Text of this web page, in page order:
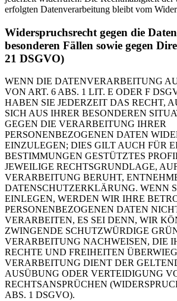
erfolgten Datenverarbeitung bleibt vom
Widerspruchsrecht gegen die
besonderen Fällen sowie gegen
21 DSGVO)
WENN DIE DATENVERARBEITUNG
VON ART. 6 ABS. 1 LIT. E ODER F
HABEN SIE JEDERZEIT DAS RECHT,
SICH AUS IHRER BESONDEREN
GEGEN DIE VERARBEITUNG IHRER
PERSONENBEZOGENEN DATEN
EINZULEGEN; DIES GILT AUCH FÜR
BESTIMMUNGEN GESTÜTZTES
JEWEILIGE RECHTSGRUNDLAGE,
VERARBEITUNG BERUHT,
DATENSCHUTZERKLÄRUNG. WENN
EINLEGEN, WERDEN WIR IHRE
PERSONENBEZOGENEN DATEN
VERARBEITEN, ES SEI DENN, WIR
ZWINGENDE SCHUTZWÜRDIGE
VERARBEITUNG NACHWEISEN, DIE
RECHTE UND FREIHEITEN
VERARBEITUNG DIENT DER
AUSÜBUNG ODER VERTEIDIGUNG
RECHTSANSPRÜCHEN
ABS. 1 DSGVO).